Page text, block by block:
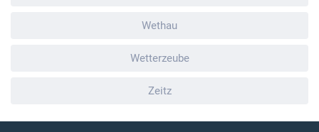
Wethau
Wetterzeube
Zeitz